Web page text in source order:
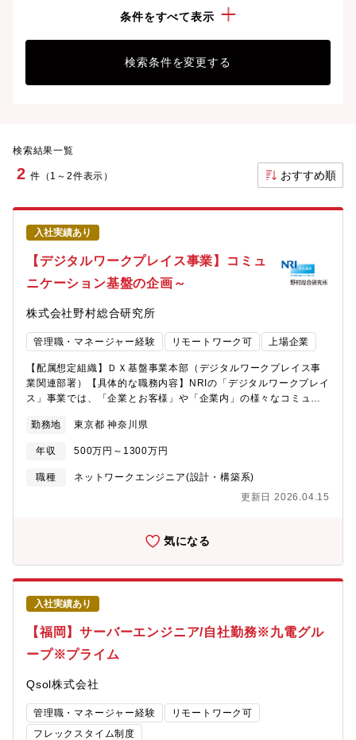
システムアーキテクト
条件をすべて表示
検索条件を変更する
検索結果一覧
2 件（1～2件表示） おすすめ順
入社実績あり
【デジタルワークプレイス事業】コミュ
ニケーション基盤の企画～
株式会社野村総合研究所
管理職・マネージャー経験 リモートワーク可 上場企業
【配属想定組織】ＤＸ基盤事業本部（デジタルワークプレイス事
業関連部署）【具体的な職務内容】NRIの「デジタルワークプレイ
ス」事業では、「企業とお客様」や「企業内」の様々なコミュニ
最新のボイスコミュニケーション、ネットワーク、ビデオコミュ
ニケーションを活用して、お客様や企業を起点とするコミュニケ
ーションインフラに最適なIT環境を提供します。こちらのポジシ
ョンでは、それら最適なコミュニケーションインフラの提供に際
企画、提案、設計、構築、運用を担当いただきます。主な技術領
認識等）、ビデオコミュニケーションインフラ（ビデオ会議、動
画配信、画面共有、ソーシャル連携等）です。【携わるビジネ
ス・サービス・テーマ】DWP事業の詳細も併せてご覧ください。
◆デジタルワークプレイス事業のホームページ デジタルワーク
プレイス事業について：
https://www.nri.com/jp/service/solution/ips/dwp デジタルワー
クプレイス事業での業務について：
https://www.nri.com/jp/service/solution/ips/dwp/dwp_recruit【仕
事の魅力・やりがい・キャリアパス】【NRIのデジタルワークプレ
います。ワークライフバランスの実現が望まれる中、デジタルを
活用した新しい働き方を提案し、働く場所とITを提供する事業と
して組織されたのがNRIのデジタルワークプレイス事業です。私た
ちは、まずお客様の課題やゴールを共有することから始め、その
勤務地 東京都 神奈川県
年収 500万円～1300万円
職種
ネットワークエンジニア(設計・構築系)
更新日 2026.04.15
気になる
入社実績あり
【福岡】サーバーエンジニア/自社勤務※九電グル
ープ※プライム
Qsol株式会社
管理職・マネージャー経験
リモートワーク可
フレックスタイム制度